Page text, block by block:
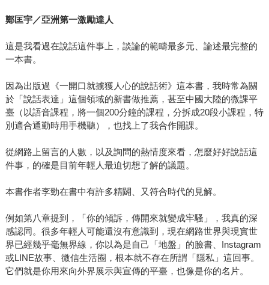
鄭匡宇／亞洲第一激勵達人
這是我看過在說話這件事上，談論的範疇最多元、論述最完整的
一本書。
因為出版過《一開口就擄獲人心的說話術》這本書，我時常為關
於「說話表達」這個領域的新書做推薦，甚至中國大陸的微課平
臺（以語音課程，將一個200分鐘的課程，分拆成20段小課程，特
別適合通勤時用手機聽），也找上了我合作開課。
從網路上留言的人數，以及詢問的熱情度來看，怎麼好好說話這
件事，的確是目前年輕人最迫切想了解的議題。
本書作者李勁在書中有許多精闢、又符合時代的見解。
例如第八章提到，「你的傾訴，傳開來就變成牢騷」，我真的深
感認同。很多年輕人可能還沒有意識到，現在網路世界與現實世
界已經幾乎毫無界線，你以為是自己「地盤」的臉書、Instagram
或LINE故事、微信生活圈，根本就不存在所謂「隱私」這回事。
它們就是你用來向外界展示與宣傳的平臺，也像是你的名片。